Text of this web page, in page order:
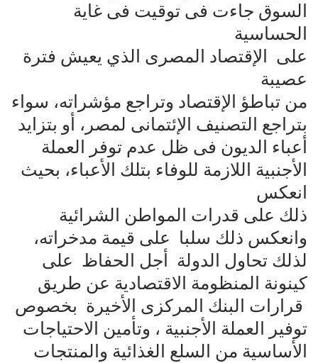
السوق جاءت فى توقيت فى غاية
الحساسية
على الإقتصاد المصرى الذي يعيش فترة
عصيبة
من تباطؤ الإقتصاد وتراجع مؤشراته، سواء
بتراجع التصنيف الإئتمانى لمصر، أو بتزايد
أعباء الديون فى ظل عدم توفر العملة
الأجنبية اللازمة للوفاء بتلك الأعباء، بحيث
انعكس
ذلك على قدرات المواطن الشرائية
وانعكس ذلك سلبا على قيمة مدخراته،
لذلك تحاول الدولة أجل الحفاظ على
كينونة المنظومة الاقتصادية عن طريق
قرارات البنك المركزى الأخيرة بخصوص
توفير العملة الأجنبية ، وتأمين الاحتياجات
الأساسية من السلع الغذائية والمنتجات